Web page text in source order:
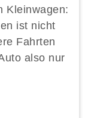
Kleinwagen:
ist nicht
Fahrten
also nur